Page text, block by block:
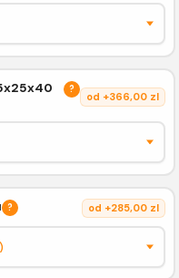
?
od +366,00 zl
? od +285,00 zl